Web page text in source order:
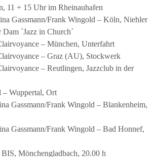
11 + 15 Uhr im Rheinauhafen
Gassmann/Frank Wingold – Köln, Niehler
`Jazz in Church´
– München, Unterfahrt
– Graz (AU), Stockwerk
– Reutlingen, Jazzclub in der
– Wuppertal, Ort
Gassmann/Frank Wingold – Blankenheim,
Gassmann/Frank Wingold – Bad Honnef,
Mönchengladbach, 20.00 h